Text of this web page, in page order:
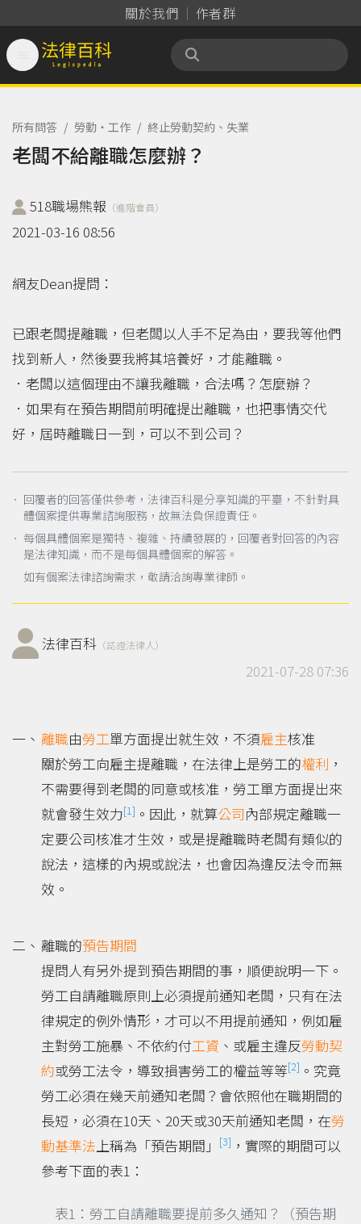
關於我們 作者群
法律百科 Legispedia
所有問答 / 勞動‧工作 / 終止勞動契約、失業
老闆不給離職怎麼辦？
518職場熊報 （進階會員）
2021-03-16 08:56
網友Dean提問：
已跟老闆提離職，但老闆以人手不足為由，要我等他們
找到新人，然後要我將其培養好，才能離職。
．老闆以這個理由不讓我離職，合法嗎？怎麼辦？
．如果有在預告期間前明確提出離職，也把事情交代
好，屆時離職日一到，可以不到公司？
． 回覆者的回答僅供參考，法律百科是分享知識的平臺，不針對具
體個案提供專業諮詢服務，故無法負保證責任。
． 每個具體個案是獨特、複雜、持續發展的，回覆者對回答的內容
是法律知識，而不是每個具體個案的解答。
如有個案法律諮詢需求，敬請洽詢專業律師。
法律百科 （認證法律人）
2021-07-28 07:36
離職由勞工單方面提出就生效，不須雇主核准
關於勞工向雇主提離職，在法律上是勞工的權利 ，
不需要得到老闆的同意或核准，勞工單方面提出來
就會發生效力[1] 。因此，就算公司內部規定離職一
定要公司核准才生效，或是提離職時老闆有類似的
說法，這樣的內規或說法，也會因為違反法令而無
效。
離職的預告期間
提問人有另外提到預告期間的事，順便說明一下。
勞工自請離職原則上必須提前通知老闆，只有在法
律規定的例外情形，才可以不用提前通知，例如雇
主對勞工施暴、不依約付工資 、或雇主違反勞動契
約或勞工法令，導致損害勞工的權益等等[2] 。究竟
勞工必須在幾天前通知老闆？會依照他在職期間的
長短，必須在10天、20天或30天前通知老闆，在勞
動基準法 上稱為「預告期間」 [3] ，實際的期間可以
參考下面的表1：
表1：勞工自請離職要提前多久通知？（預告期